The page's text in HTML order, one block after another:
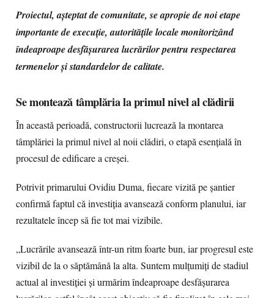
Proiectul, așteptat de comunitate, se apropie de noi etape
importante de execuție, autoritățile locale monitorizând
îndeaproape desfășurarea lucrărilor pentru respectarea
termenelor și standardelor de calitate.
Se montează tâmplăria la primul nivel al clădirii
În această perioadă, constructorii lucrează la montarea
tâmplăriei la primul nivel al noii clădiri, o etapă esențială în
procesul de edificare a creșei.
Potrivit primarului Ovidiu Duma, fiecare vizită pe șantier
confirmă faptul că investiția avansează conform planului, iar
rezultatele încep să fie tot mai vizibile.
„Lucrările avansează într-un ritm foarte bun, iar progresul este
vizibil de la o săptămână la alta. Suntem mulțumiți de stadiul
actual al investiției și urmărim îndeaproape desfășurarea